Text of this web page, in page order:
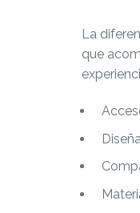
La
que